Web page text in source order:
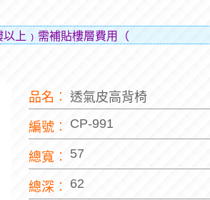
樓層費用（貼補搬運人的辛勞）。
品名︰ 透氣皮高背椅
編號︰ CP-991
總寬︰ 57
總深︰ 62